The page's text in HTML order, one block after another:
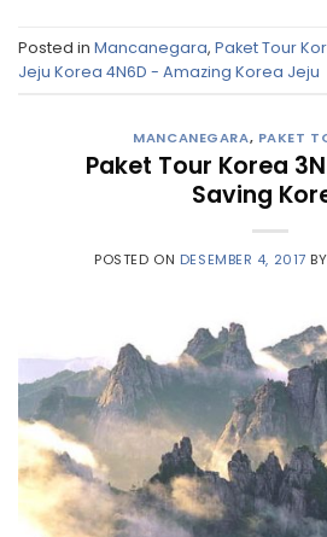
Posted in Mancanegara, Paket Tour
Jeju Korea 4N6D - Amazing Korea Jeju
MANCANEGARA, PAKET
Paket Tour Korea
Saving
POSTED ON DESEMBER 4, 2017 BY